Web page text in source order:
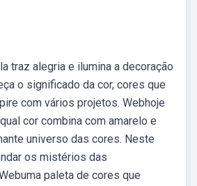
traz alegria e ilumina a decoração
o significado da cor, cores que
com vários projetos. Webhoje
cor combina com amarelo e
universo das cores. Neste
os mistérios das
paleta de cores que